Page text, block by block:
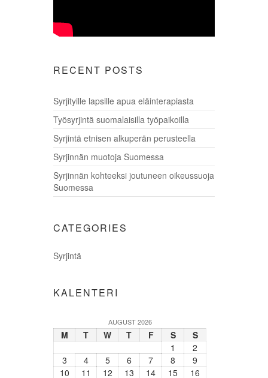
RECENT POSTS
Syrjityille lapsille apua eläinterapiasta
Työsyrjintä suomalaisilla työpaikoilla
Syrjintä etnisen alkuperän perusteella
Syrjinnän muotoja Suomessa
Syrjinnän kohteeksi joutuneen oikeussuoja
Suomessa
CATEGORIES
Syrjintä
KALENTERI
AUGUST 2026
M T W T F S
S
1
2
3
4 5 6 7 8
9
10
11 12 13 14 15 16